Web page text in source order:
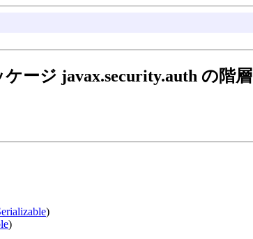
ケージ javax.security.auth の階層
)
)